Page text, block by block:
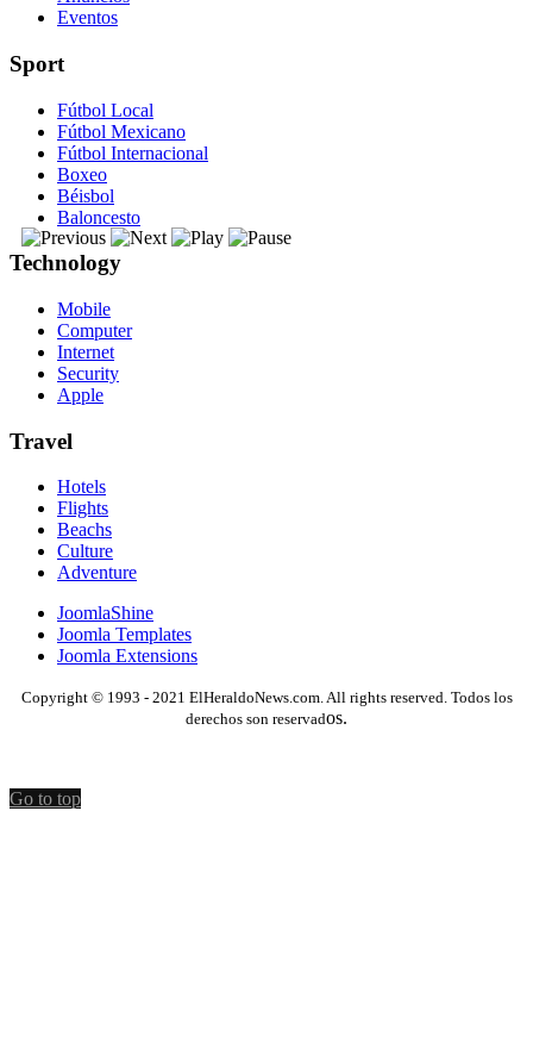
Eventos
Sport
Fútbol Local
Fútbol Mexicano
Fútbol Internacional
Boxeo
Béisbol
Baloncesto
Technology
Mobile
Computer
Internet
Security
Apple
Travel
Hotels
Flights
Beachs
Culture
Adventure
JoomlaShine
Joomla Templates
Joomla Extensions
Copyright © 1993 - 2021 ElHeraldoNews.com. All rights reserved. Todos los
derechos son reservados.
Go to top